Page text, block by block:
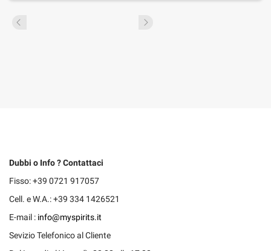
Dubbi o Info ? Contattaci
Fisso: +39 0721 917057
Cell. e W.A.: +39 334 1426521
E-mail : info@myspirits.it
Sevizio Telefonico al Cliente